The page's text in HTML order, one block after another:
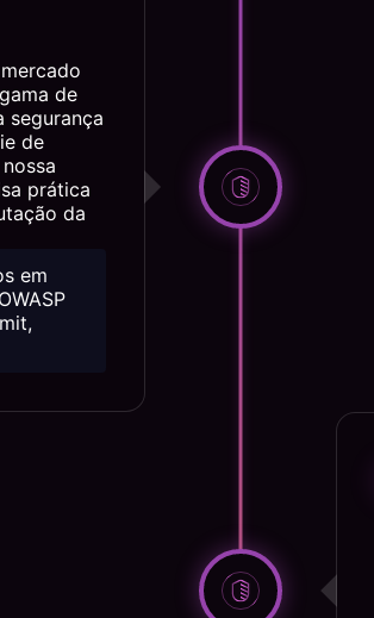
de
segurança
de
prática
da
em